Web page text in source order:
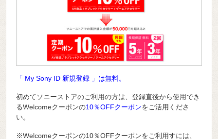
「 My Sony ID 新規登録 」は無料。
初めてソニーストアのご利用の方は、登録直後から使用でき
るWelcomeクーポンの10％OFFクーポンをご活用くださ
い。
※Welcomeクーポンの10％OFFクーポンをご利用すには、